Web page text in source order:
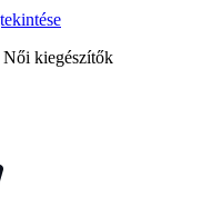
Női kiegészítők